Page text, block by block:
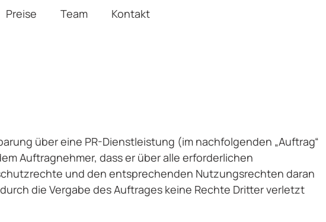
Preise Team Kontakt
über eine PR-Dienstleistung (im nachfolgenden „Auftrag“
Auftragnehmer, dass er über alle erforderlichen
und den entsprechenden Nutzungsrechten daran
die Vergabe des Auftrages keine Rechte Dritter verletzt